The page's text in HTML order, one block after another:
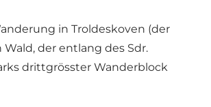
in Troldeskoven (der
der entlang des Sdr.
drittgrösster Wanderblock